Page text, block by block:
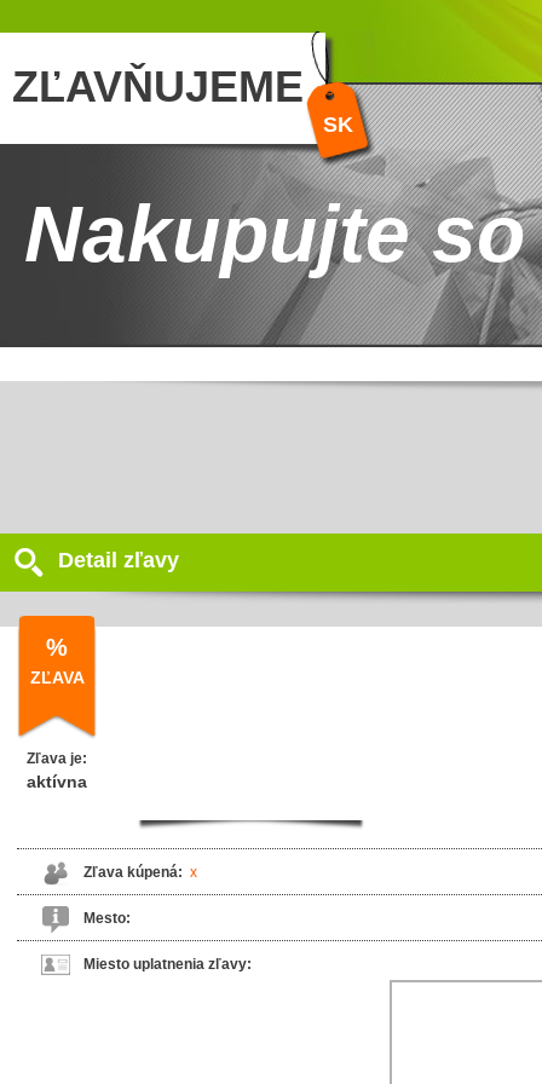
ZĽAVŇUJEME
SK
Nakupujte
Detail zľavy
%
ZĽAVA
Zľava je:
aktívna
Zľava kúpená: x
Mesto:
Miesto uplatnenia zľavy: